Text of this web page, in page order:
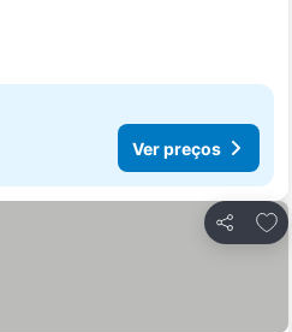
Ver preços
Partilhar